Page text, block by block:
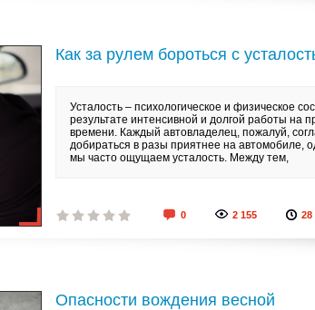
Как за рулем бороться с
Усталость – психологическое и физическое
результате интенсивной и долгой работы на
времени. Каждый автовладелец, пожалуй,
добираться в разы приятнее на автомобиле,
мы часто ощущаем усталость. Между тем,
0 2 155 28
Опасности вождения весной